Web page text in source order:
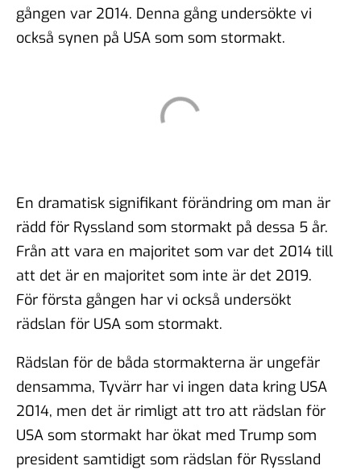
gången var 2014. Denna gång undersökte vi
också synen på USA som som stormakt.
En dramatisk signifikant förändring om man är
rädd för Ryssland som stormakt på dessa 5 år.
Från att vara en majoritet som var det 2014 till
att det är en majoritet som inte är det 2019.
För första gången har vi också undersökt
rädslan för USA som stormakt.
Rädslan för de båda stormakterna är ungefär
densamma, Tyvärr har vi ingen data kring USA
2014, men det är rimligt att tro att rädslan för
USA som stormakt har ökat med Trump som
president samtidigt som rädslan för Ryssland